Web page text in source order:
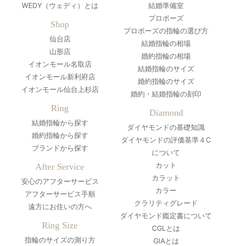
WEDY（ウェディ）とは
Shop
仙台店
山形店
イオンモール名取店
イオンモール新利府店
イオンモール仙台上杉店
Ring
結婚指輪から探す
婚約指輪から探す
ブランドから探す
After Service
安心のアフターサービス
アフターサービス手順
遠方にお住いの方へ
Ring Size
指輪のサイズの測り方
結婚準備室
プロポーズ
プロポーズの指輪の選び方
結婚指輪の相場
婚約指輪の相場
結婚指輪のサイズ
婚約指輪のサイズ
婚約・結婚指輪の刻印
Diamond
ダイヤモンドの基礎知識
ダイヤモンドの評価基準４C
について
カット
カラット
カラー
クラリティグレード
ダイヤモンド鑑定書について
CGLとは
GIAとは